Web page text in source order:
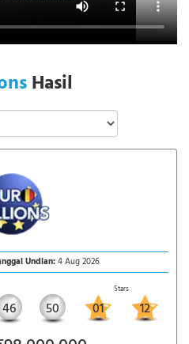
Hasil
Undian:4 Aug 2026
Stars
46 50 01 12